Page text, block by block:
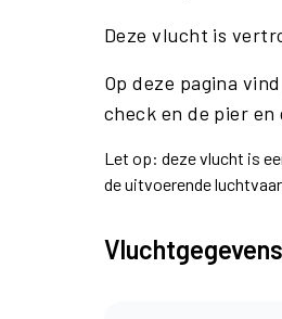
Deze vlucht is
Op deze pagina
check en de pier
Let op: deze vlucht is
de uitvoerende
Vluchtgegevens